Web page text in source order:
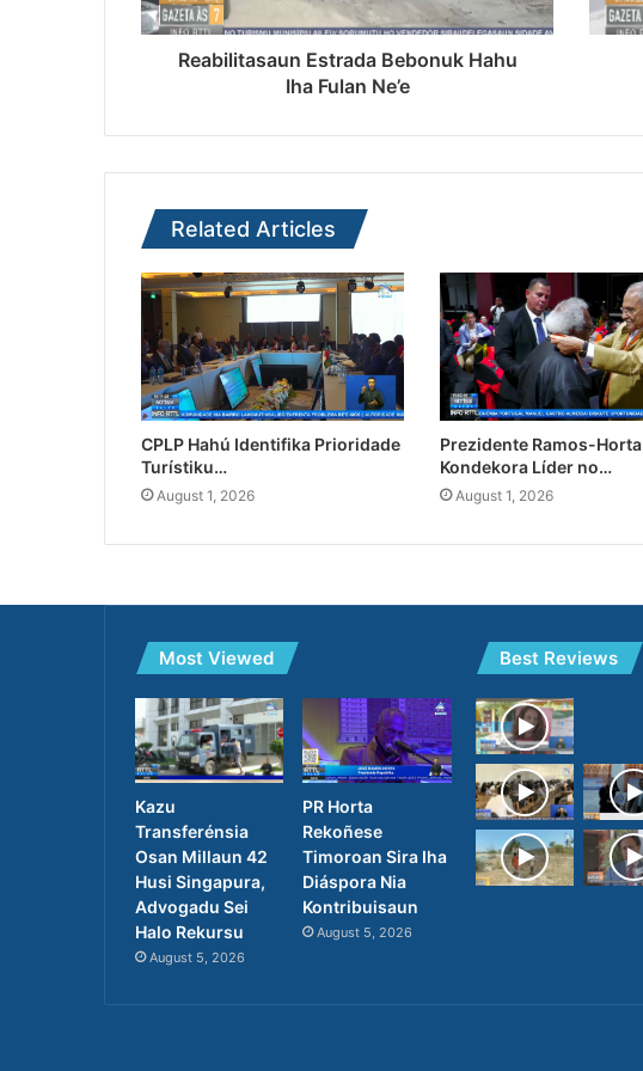
Reabilitasaun Estrada Bebonuk Hahu
Iha Fulan Ne’e
Related Articles
CPLP Hahú Identifika Prioridade
Turístiku…
August 1, 2026
Prezidente Ramos-Horta
Kondekora Líder no…
August 1, 2026
Most Viewed
Kazu
Transferénsia
Osan Millaun 42
Husi Singapura,
Advogadu Sei
Halo Rekursu
August 5, 2026
PR Horta
Rekoñese
Timoroan Sira Iha
Diáspora Nia
Kontribuisaun
August 5, 2026
Best Reviews